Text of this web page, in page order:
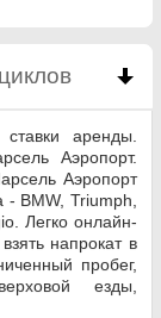
click to
аренды.
Аэропорт.
Аэропорт
- BMW, Triumph,
Легко онлайн-
напрокат в
пробег,
езды,